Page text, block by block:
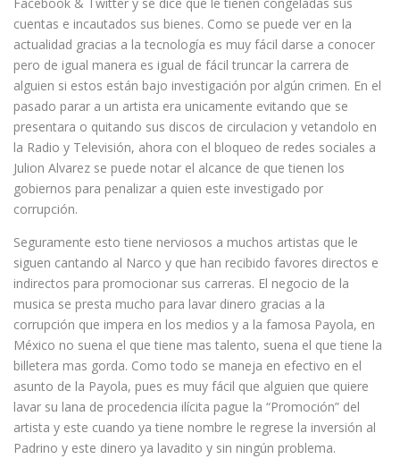
cuentas e incautados sus bienes. Como se puede ver en la
actualidad gracias a la tecnología es muy fácil darse a conocer
pero de igual manera es igual de fácil truncar la carrera de
alguien si estos están bajo investigación por algún crimen. En el
pasado parar a un artista era unicamente evitando que se
presentara o quitando sus discos de circulacion y vetandolo en
la Radio y Televisión, ahora con el bloqueo de redes sociales a
Julion Alvarez se puede notar el alcance de que tienen los
gobiernos para penalizar a quien este investigado por
corrupción.
Seguramente esto tiene nerviosos a muchos artistas que le
siguen cantando al Narco y que han recibido favores directos e
indirectos para promocionar sus carreras. El negocio de la
musica se presta mucho para lavar dinero gracias a la
corrupción que impera en los medios y a la famosa Payola, en
México no suena el que tiene mas talento, suena el que tiene la
billetera mas gorda. Como todo se maneja en efectivo en el
asunto de la Payola, pues es muy fácil que alguien que quiere
lavar su lana de procedencia ilícita pague la “Promoción” del
artista y este cuando ya tiene nombre le regrese la inversión al
Padrino y este dinero ya lavadito y sin ningún problema.